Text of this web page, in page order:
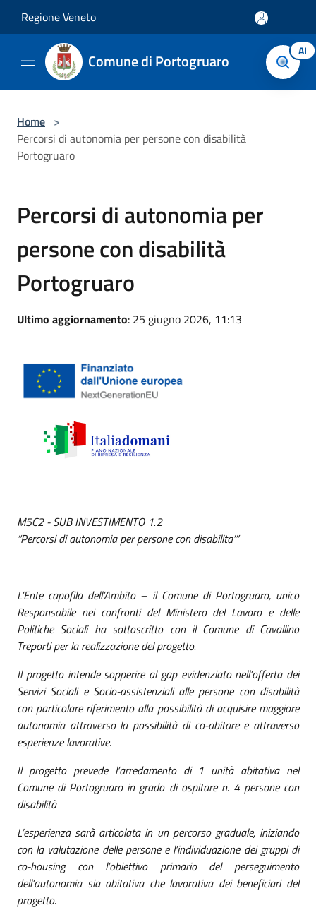
Regione Veneto
Comune di Portogruaro AI
Home >
Percorsi di autonomia per persone con disabilità
Portogruaro
Percorsi di autonomia per
persone con disabilità
Portogruaro
Ultimo aggiornamento: 25 giugno 2026, 11:13
M5C2 - SUB INVESTIMENTO 1.2
“Percorsi di autonomia per persone con disabilita’”
L’Ente capofila dell’Ambito – il Comune di Portogruaro, unico
Responsabile nei confronti del Ministero del Lavoro e delle
Politiche Sociali ha sottoscritto con il Comune di Cavallino
Treporti per la realizzazione del progetto.
Il progetto intende sopperire al gap evidenziato nell’offerta dei
Servizi Sociali e Socio-assistenziali alle persone con disabilità
con particolare riferimento alla possibilità di acquisire maggiore
autonomia attraverso la possibilità di co-abitare e attraverso
esperienze lavorative.
Il progetto prevede l’arredamento di 1 unità abitativa nel
Comune di Portogruaro in grado di ospitare n. 4 persone con
disabilità
L’esperienza sarà articolata in un percorso graduale, iniziando
con la valutazione delle persone e l’individuazione dei gruppi di
co-housing con l’obiettivo primario del perseguimento
dell’autonomia sia abitativa che lavorativa dei beneficiari del
progetto.